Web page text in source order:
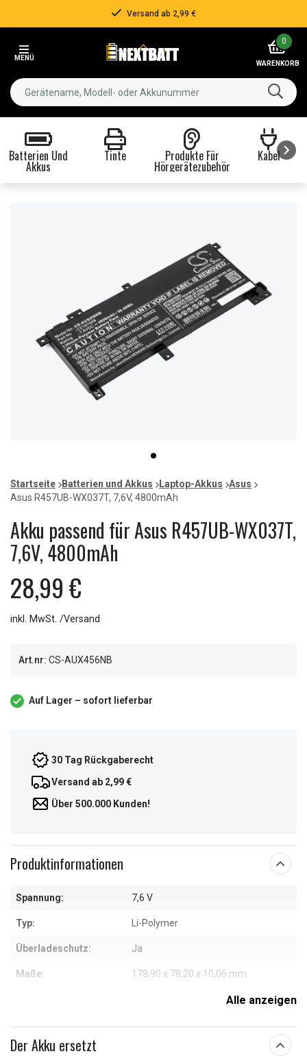
Versand ab 2,99 €
MENÜ
0
WARENKORB
Batterien Und
Akkus
Tinte Produkte Für
Hörgerätezubehör
Kabel
item
0
of
1
Startseite Batterien und Akkus Laptop-Akkus
Asus
Asus R457UB-WX037T, 7,6V, 4800mAh
Akku passend für Asus R457UB-WX037T,
7,6V, 4800mAh
28,99 €
inkl. MwSt. /Versand
Art.nr: CS-AUX456NB
Auf Lager – sofort lieferbar
30 Tag Rückgaberecht
Versand ab 2,99 €
Über 500.000 Kunden!
Produktinformationen
Spannung: 7,6 V
Typ: Li-Polymer
Überladeschutz: Ja
Maße: 178,90 x 78,20 x 10,06 mm
Alle anzeigen
Der Akku ersetzt